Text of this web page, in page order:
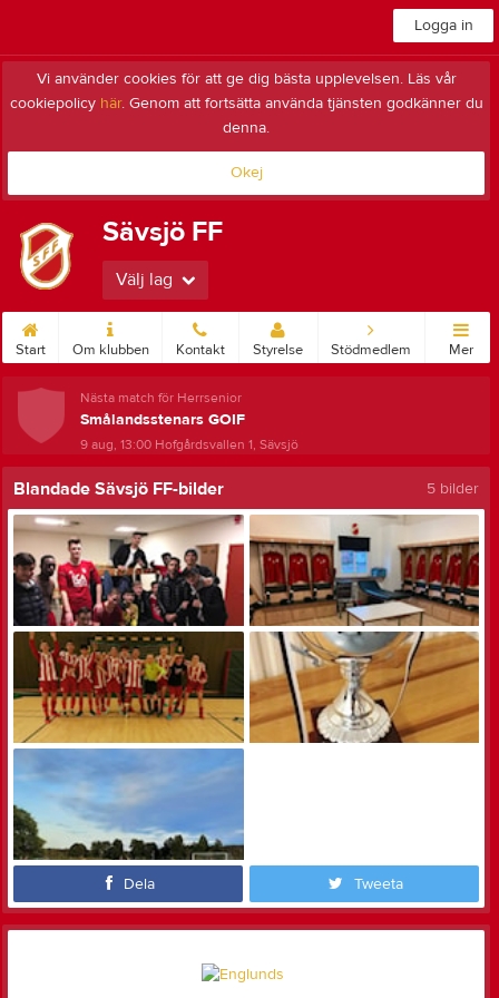
Logga in
Vi använder cookies för att ge dig bästa upplevelsen. Läs vår
cookiepolicy här. Genom att fortsätta använda tjänsten godkänner du
denna.
Okej
Sävsjö FF
Välj lag
Start Om klubben Kontakt Styrelse Stödmedlem Mer
Nästa match för Herrsenior
Smålandsstenars GOIF
9 aug, 13:00 Hofgårdsvallen 1, Sävsjö
Blandade Sävsjö FF-bilder 5 bilder
Dela Tweeta